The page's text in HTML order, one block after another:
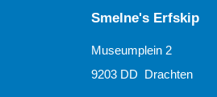
Smelne's Erfskip
Museumplein 2
9203 DD Drachten